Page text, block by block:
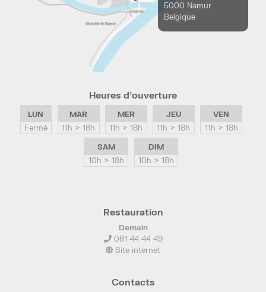
5000 Namur
Belgique
Heures d’ouverture
LUN
Fermé
MAR
11h > 18h
MER
11h > 18h
JEU
11h > 18h
VEN
11h > 18h
SAM
10h > 18h
DIM
10h > 18h
Restauration
Demain
081 44 44 49
Site internet
Contacts